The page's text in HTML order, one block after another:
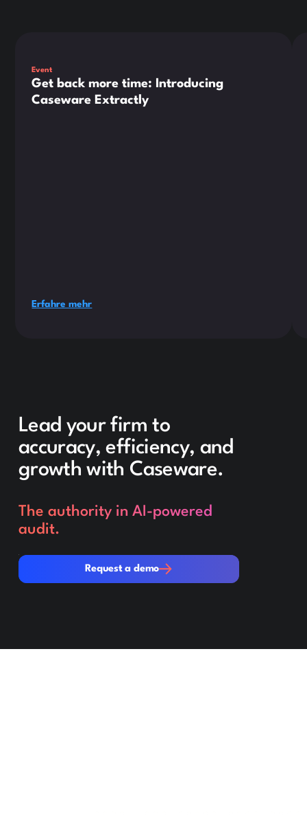
Event
Get back more time: Introducing
Caseware Extractly
Erfahre mehr
Lead your firm to
accuracy, efficiency, and
growth with Caseware.
The authority in AI-powered
audit.
Request a demo
Request a demo